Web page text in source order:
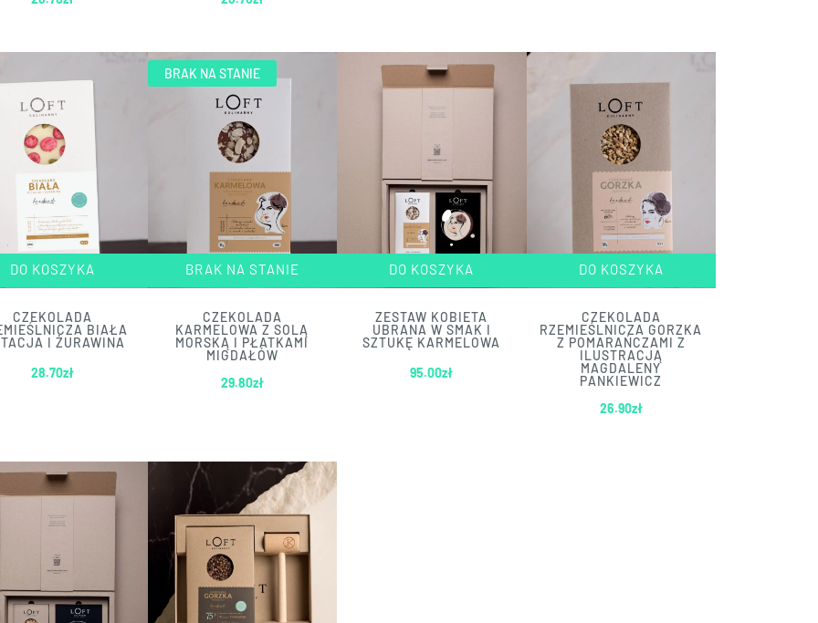
DO KOSZYKA
CZEKOLADA
BIAŁA
I ŻURAWINA
28.70zł
BRAK NA STANIE
BRAK NA STANIE
CZEKOLADA
KARMELOWA Z SOLĄ
MORSKĄ I PŁATKAMI
MIGDAŁÓW
29.80zł
DO KOSZYKA
ZESTAW KOBIETA
UBRANA W SMAK I
SZTUKĘ KARMELOWA
95.00zł
DO KOSZYKA
CZEKOLADA
RZEMIEŚLNICZA GORZKA
Z POMARAŃCZAMI Z
ILUSTRACJĄ
MAGDALENY
PANKIEWICZ
26.90zł